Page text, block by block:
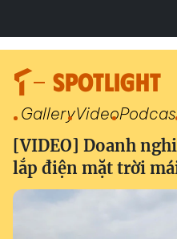
SPOTLIGHT
GalleryVideo
[VIDEO] Doanh
lắp điện mặt trời